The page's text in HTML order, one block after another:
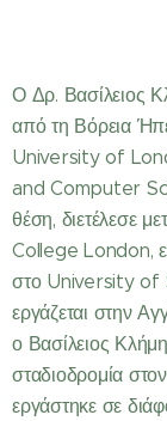
Ο Δρ. Βασίλειος
από τη Βόρεια
University of
and Computer
θέση, διετέλεσε
College London,
στο University of
εργάζεται στην
ο Βασίλειος
σταδιοδρομία
εργάστηκε σε